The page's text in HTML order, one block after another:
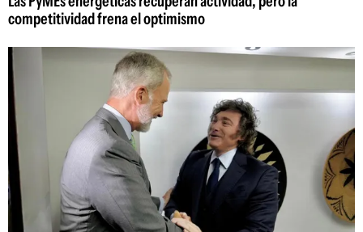
competitividad frena el optimismo